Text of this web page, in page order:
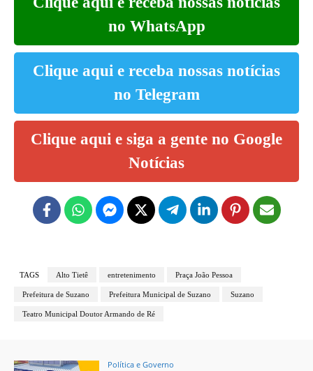
no WhatsApp
Clique aqui e receba nossas notícias
no Telegram
Clique aqui e siga a gente no Google
Notícias
TAGS Alto Tietê entretenimento Praça João Pessoa
Prefeitura de Suzano Prefeitura Municipal de Suzano Suzano
Teatro Municipal Doutor Armando de Ré
Política e Governo